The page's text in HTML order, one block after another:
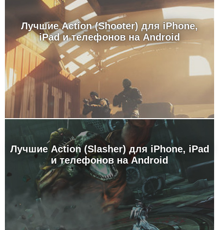
Лучшие Action (Shooter) для iPhone,
iPad и телефонов на Android
Лучшие Action (Slasher) для iPhone, iPad
и телефонов на Android